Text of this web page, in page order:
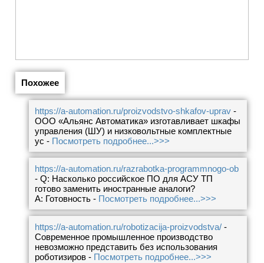
Похожее
https://a-automation.ru/proizvodstvo-shkafov-uprav -
ООО «Альянс Автоматика» изготавливает шкафы
управления (ШУ) и низковольтные комплектные
ус - Посмотреть подробнее...>>>
https://a-automation.ru/razrabotka-programmnogo-ob
- Q: Насколько российское ПО для АСУ ТП
готово заменить иностранные аналоги?
A: Готовность - Посмотреть подробнее...>>>
https://a-automation.ru/robotizacija-proizvodstva/ -
Современное промышленное производство
невозможно представить без использования
роботизиров - Посмотреть подробнее...>>>